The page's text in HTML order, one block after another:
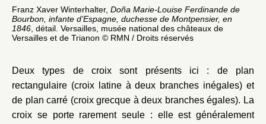
Franz Xaver Winterhalter, Doña Marie-Louise Ferdinande de
Bourbon, infante d’Espagne, duchesse de Montpensier, en
1846, détail. Versailles, musée national des châteaux de
Versailles et de Trianon © RMN / Droits réservés
Deux types de croix sont présents ici : de plan
rectangulaire (croix latine à deux branches inégales) et
de plan carré (croix grecque à deux branches égales). La
croix se porte rarement seule : elle est généralement